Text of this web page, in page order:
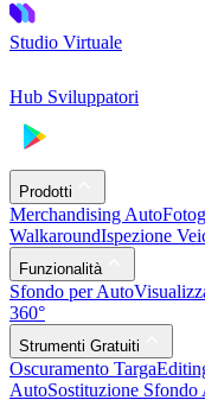
Studio Virtuale
Hub Sviluppatori
Prodotti
Merchandising Auto
WalkaroundIspezione
Funzionalità
Sfondo per Auto
360°
Strumenti Gratuiti
Oscuramento Targa
AutoSostituzione Sfondo